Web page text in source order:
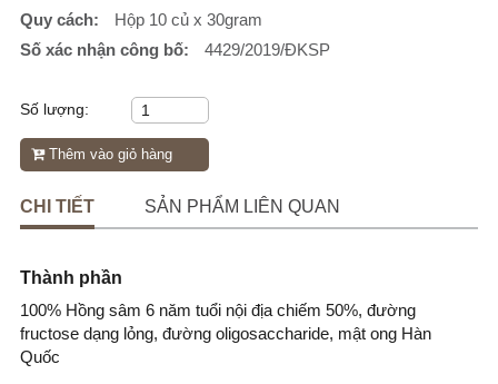
Quy cách:
Hộp 10 củ x 30gram
Số xác nhận công bố:
4429/2019/ĐKSP
Số lượng:
Thêm vào giỏ hàng
CHI TIẾT SẢN PHẨM LIÊN QUAN
Thành phần
100% Hồng sâm 6 năm tuổi nội địa chiếm 50%, đường
fructose dạng lỏng, đường oligosaccharide, mật ong Hàn
Quốc